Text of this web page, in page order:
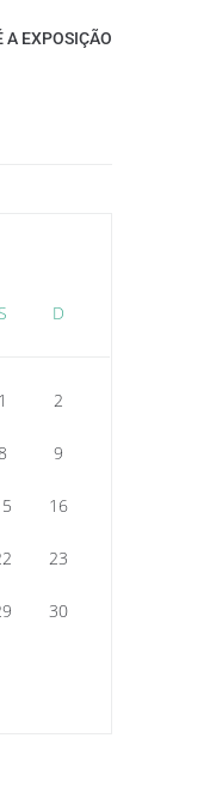
A EXPOSIÇÃO
S D
1 2
8 9
16
23
30